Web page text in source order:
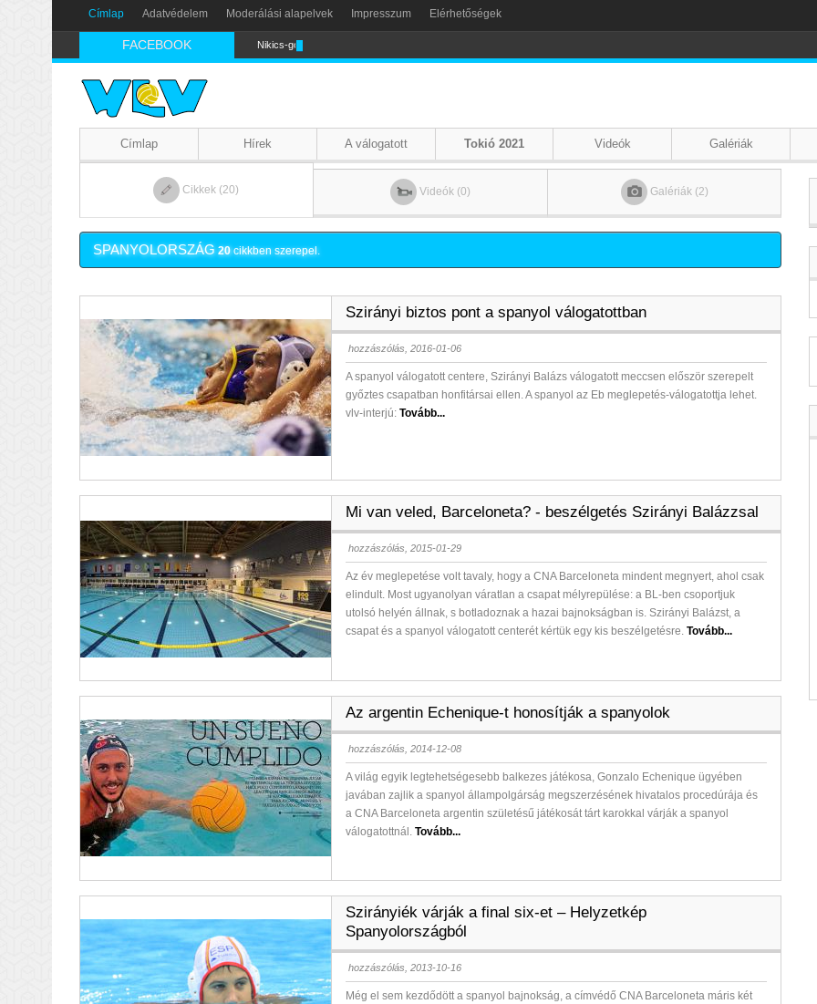
Címlap Adatvédelem Moderálási alapelvek Impresszum Elérhetőségek
FACEBOOK Nikics-gól lábbal
Címlap Hírek A válogatott Tokió 2021 Videók Galériák
Cikkek (20) Videók (0) Galériák (2)
SPANYOLORSZÁG 20cikkben szerepel.
Szirányi biztos pont a spanyol válogatottban
hozzászólás, 2016-01-06
A spanyol válogatott centere, Szirányi Balázs válogatott meccsen először szerepelt
győztes csapatban honfitársai ellen. A spanyol az Eb meglepetés-válogatottja lehet.
vlv-interjú:Tovább...
Mi van veled, Barceloneta? - beszélgetés Szirányi Balázzsal
hozzászólás, 2015-01-29
Az év meglepetése volt tavaly, hogy a CNA Barceloneta mindent megnyert, ahol csak
elindult. Most ugyanolyan váratlan a csapat mélyrepülése: a BL-ben csoportjuk
utolsó helyén állnak, s botladoznak a hazai bajnokságban is. Szirányi Balázst, a
csapat és a spanyol válogatott centerét kértük egy kis beszélgetésre.Tovább...
Az argentin Echenique-t honosítják a spanyolok
hozzászólás, 2014-12-08
A világ egyik legtehetségesebb balkezes játékosa, Gonzalo Echenique ügyében
javában zajlik a spanyol állampolgárság megszerzésének hivatalos procedúrája és
a CNA Barceloneta argentin születésű játékosát tárt karokkal várják a spanyol
válogatottnál.Tovább...
Szirányiék várják a final six-et – Helyzetkép
Spanyolországból
hozzászólás, 2013-10-16
Még el sem kezdődött a spanyol bajnokság, a címvédő CNA Barceloneta máris két